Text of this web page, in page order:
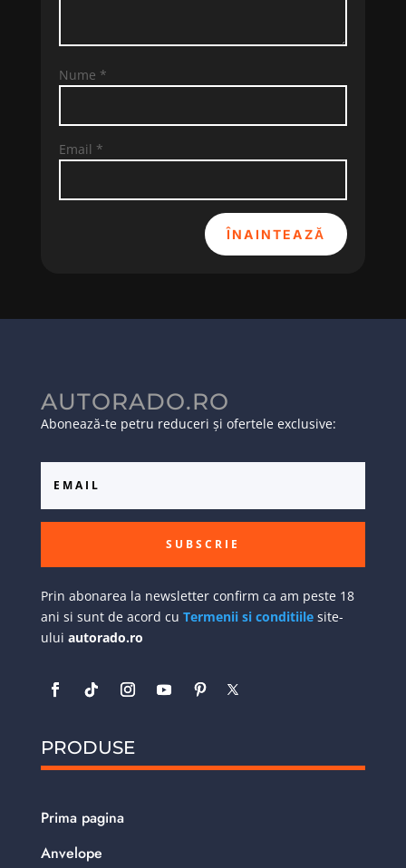
Nume *
Email *
ÎNAINTEAZĂ
AUTORADO.RO
Abonează-te petru reduceri și ofertele exclusive:
SUBSCRIE
Prin abonarea la newsletter confirm ca am peste 18
ani si sunt de acord cu Termenii si conditiilesite-
ului autorado.ro
PRODUSE
Prima pagina
Anvelope